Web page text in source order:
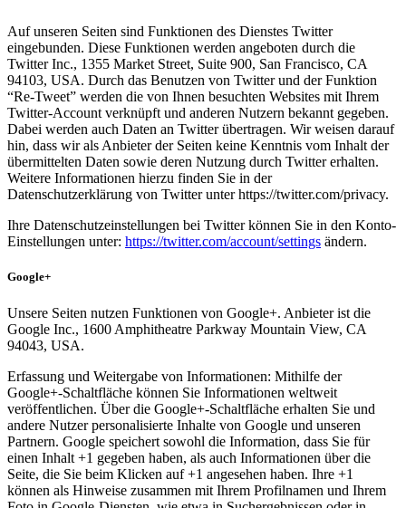
Auf unseren Seiten sind Funktionen des Dienstes Twitter
eingebunden. Diese Funktionen werden angeboten durch die
Twitter Inc., 1355 Market Street, Suite 900, San Francisco, CA
94103, USA. Durch das Benutzen von Twitter und der Funktion
“Re-Tweet” werden die von Ihnen besuchten Websites mit Ihrem
Twitter-Account verknüpft und anderen Nutzern bekannt gegeben.
Dabei werden auch Daten an Twitter übertragen. Wir weisen darauf
hin, dass wir als Anbieter der Seiten keine Kenntnis vom Inhalt der
übermittelten Daten sowie deren Nutzung durch Twitter erhalten.
Weitere Informationen hierzu finden Sie in der
Datenschutzerklärung von Twitter unter https://twitter.com/privacy.
Ihre Datenschutzeinstellungen bei Twitter können Sie in den Konto-
Einstellungen unter: https://twitter.com/account/settings ändern.
Google+
Unsere Seiten nutzen Funktionen von Google+. Anbieter ist die
Google Inc., 1600 Amphitheatre Parkway Mountain View, CA
94043, USA.
Erfassung und Weitergabe von Informationen: Mithilfe der
Google+-Schaltfläche können Sie Informationen weltweit
veröffentlichen. Über die Google+-Schaltfläche erhalten Sie und
andere Nutzer personalisierte Inhalte von Google und unseren
Partnern. Google speichert sowohl die Information, dass Sie für
einen Inhalt +1 gegeben haben, als auch Informationen über die
Seite, die Sie beim Klicken auf +1 angesehen haben. Ihre +1
können als Hinweise zusammen mit Ihrem Profilnamen und Ihrem